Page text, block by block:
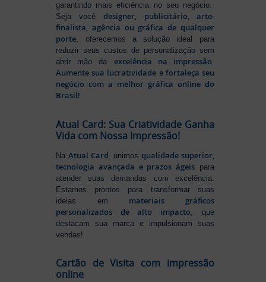
garantindo mais eficiência no seu negócio.
Seja vocêdesigner, publicitário, arte-
finalista, agência ou gráfica de qualquer
porte, oferecemos a solução ideal para
reduzir seus custos de personalização sem
abrir mão da excelência na impressão.
Aumente sua lucratividade e fortaleça seu
negócio com a melhor gráfica online do
Brasil!
Atual Card: Sua Criatividade Ganha
Vida com Nossa Impressão!
Na Atual Card , unimos qualidade superior,
tecnologia avançada e prazos ágeispara
atender suas demandas com excelência.
Estamos prontos para transformar suas
ideias em materiais gráficos
personalizados de alto impacto , que
destacam sua marca e impulsionam suas
vendas!
Cartão de Visita com impressão
online